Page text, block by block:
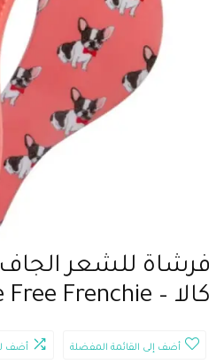
فرشاة للشعر
كالا – CALA Tangle Free Frenchie
أضف إلى القائمة المفضلة أضف